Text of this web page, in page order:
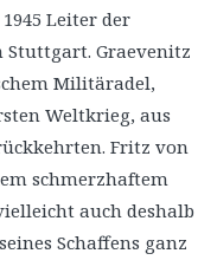
Leiter der
Stuttgart. Graevenitz
Militäradel,
Weltkrieg, aus
Fritz von
schmerzhaftem
auch deshalb
Schaffens ganz